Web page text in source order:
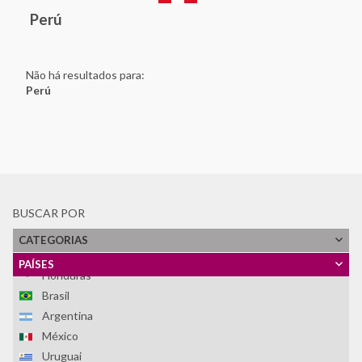
Perú
Não há resultados para:
Perú
BUSCAR POR
CATEGORIAS
PAÍSES
Ver Todos
Honduras
Brasil
Argentina
México
Uruguai